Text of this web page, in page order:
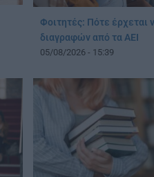
Φοιτητές: Πότε έρχεται
διαγραφών από τα ΑΕΙ
05/08/2026 - 15:39